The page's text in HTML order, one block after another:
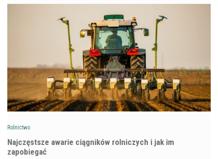
Rolnictwo
Najczęstsze awarie ciągników rolniczych i jak im
zapobiegać